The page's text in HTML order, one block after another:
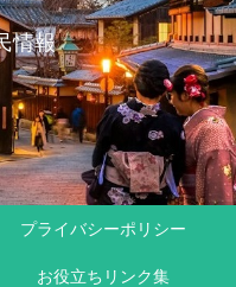
情報
プライバシーポリシー
お役立ちリンク集